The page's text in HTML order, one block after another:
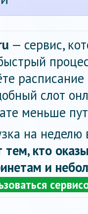
— сервис,
слот
меньше
на неделю
кто
и